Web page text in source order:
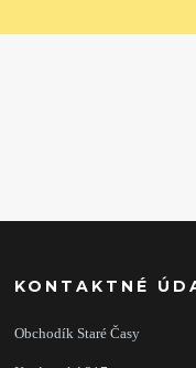
KONTAKTNÉ
Obchodík Staré Časy